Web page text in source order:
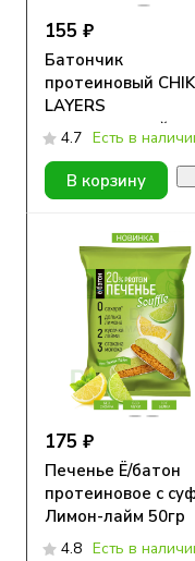
155 ₽
Батончик
протеиновый
LAYERS
глазированный
Лесной орех и
Карамель, 60гр.
4.7 Есть в
В корзину
175 ₽
Печенье Ё/батон
протеиновое с
Лимон-лайм 50гр
4.8 Есть в